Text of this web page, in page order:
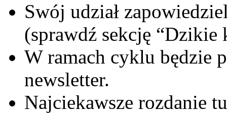
Swój udział
(sprawdź sekcję “Dzikie
W ramach cyklu będzie
newsletter.
Najciekawsze rozdanie